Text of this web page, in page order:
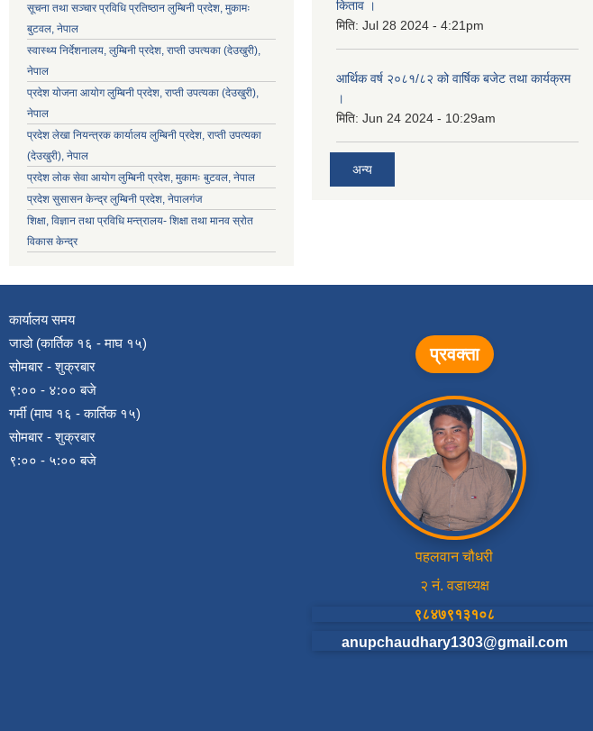
सूचना तथा सञ्चार प्रविधि प्रतिष्ठान लुम्बिनी प्रदेश, मुकामः
बुटवल, नेपाल
स्वास्थ्य निर्देशनालय, लुम्बिनी प्रदेश, राप्ती उपत्यका (देउखुरी),
नेपाल
प्रदेश योजना आयोग लुम्बिनी प्रदेश, राप्ती उपत्यका (देउखुरी),
नेपाल
प्रदेश लेखा नियन्त्रक कार्यालय लुम्बिनी प्रदेश, राप्ती उपत्यका
(देउखुरी), नेपाल
प्रदेश लोक सेवा आयोग लुम्बिनी प्रदेश, मुकामः बुटवल, नेपाल
प्रदेश सुसासन केन्द्र लुम्बिनी प्रदेश, नेपालगंज
शिक्षा, विज्ञान तथा प्रविधि मन्त्रालय- शिक्षा तथा मानव स्रोत
विकास केन्द्र
किताव ।
मिति: Jul 28 2024 - 4:21pm
आर्थिक वर्ष २०८१/८२ को वार्षिक बजेट तथा कार्यक्रम
।
मिति: Jun 24 2024 - 10:29am
अन्य
कार्यालय समय
जाडो (कार्तिक १६ - माघ १५)
सोमबार - शुक्रबार
९:०० - ४:०० बजे
गर्मी (माघ १६ - कार्तिक १५)
सोमबार - शुक्रबार
९:०० - ५:०० बजे
प्रवक्ता
पहलवान चौधरी
२ नं. वडाध्यक्ष
९८४७९१३१०८
anupchaudhary1303@gmail.com